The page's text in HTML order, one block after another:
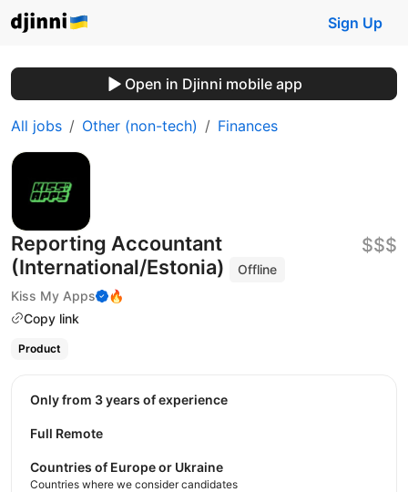
Sign Up
Open in Djinni mobile app
All jobs Other (non-tech) Finances
Reporting Accountant
(International/Estonia)
Offline
Kiss My Apps
🔥
Copy link
$$$
Product
Only from 3 years of experience
Full Remote
Countries of Europe or Ukraine
Countries where we consider candidates